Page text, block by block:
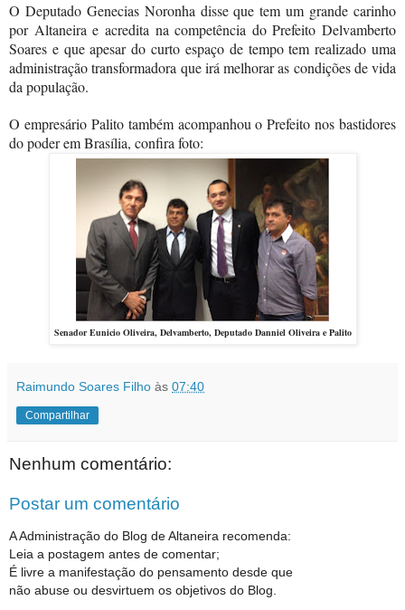
O Deputado Genecias Noronha disse que tem um grande carinho
por Altaneira e acredita na competência do Prefeito Delvamberto
Soares e que apesar do curto espaço de tempo tem realizado uma
administração transformadora que irá melhorar as condições de vida
da população.
O empresário Palito também acompanhou o Prefeito nos bastidores
do poder em Brasília, confira foto:
Senador Eunicio Oliveira, Delvamberto, Deputado Danniel Oliveira e Palito
Raimundo Soares Filho às 07:40
Compartilhar
Nenhum comentário:
Postar um comentário
A Administração do Blog de Altaneira recomenda:
Leia a postagem antes de comentar;
É livre a manifestação do pensamento desde que
não abuse ou desvirtuem os objetivos do Blog.